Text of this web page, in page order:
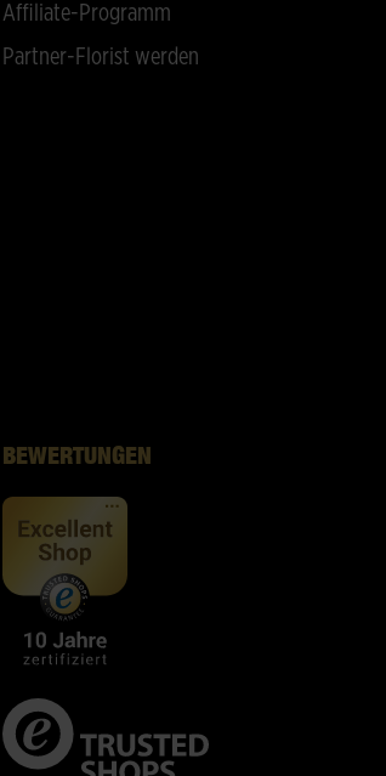
Affiliate-Programm
Partner-Florist werden
BEWERTUNGEN